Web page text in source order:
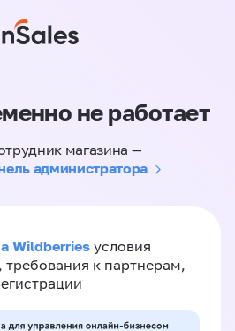
не работает
магазина —
администратора
Wildberries условия
требования к партнерам,